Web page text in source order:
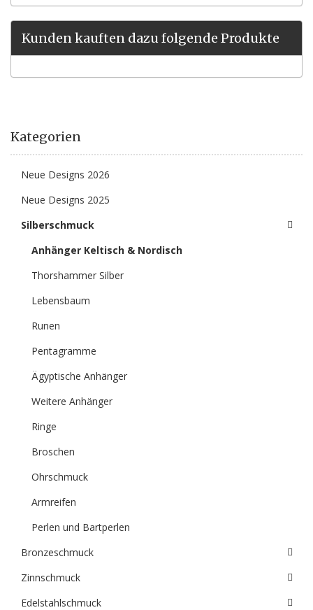
Kunden kauften dazu folgende Produkte
Kategorien
Neue Designs 2026
Neue Designs 2025
Silberschmuck
Anhänger Keltisch & Nordisch
Thorshammer Silber
Lebensbaum
Runen
Pentagramme
Ägyptische Anhänger
Weitere Anhänger
Ringe
Broschen
Ohrschmuck
Armreifen
Perlen und Bartperlen
Bronzeschmuck
Zinnschmuck
Edelstahlschmuck